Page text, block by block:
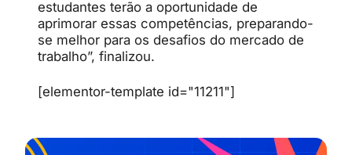
estudantes terão a oportunidade de
aprimorar essas competências, preparando-
se melhor para os desafios do mercado de
trabalho”, finalizou.
[elementor-template id="11211"]